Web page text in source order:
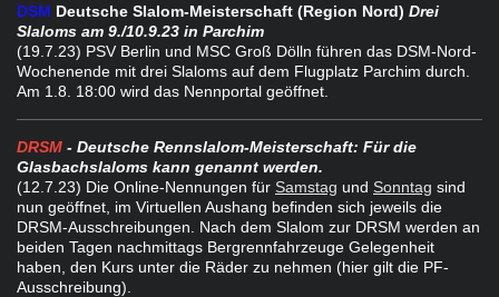
DSM Deutsche Slalom-Meisterschaft (Region Nord) Drei
Slaloms am 9./10.9.23 in Parchim
(19.7.23) PSV Berlin und MSC Groß Dölln führen das DSM-Nord-
Wochenende mit drei Slaloms auf dem Flugplatz Parchim durch.
Am 1.8. 18:00 wird das Nennportal geöffnet.
DRSM - Deutsche Rennslalom-Meisterschaft: Für die
Glasbachslaloms kann genannt werden.
(12.7.23) Die Online-Nennungen für Samstag und Sonntag sind
nun geöffnet, im Virtuellen Aushang befinden sich jeweils die
DRSM-Ausschreibungen. Nach dem Slalom zur DRSM werden an
beiden Tagen nachmittags Bergrennfahrzeuge Gelegenheit
haben, den Kurs unter die Räder zu nehmen (hier gilt die PF-
Ausschreibung).